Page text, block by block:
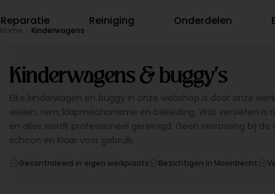
Reparatie Reiniging Onderdelen
Home Kinderwagens
Kinderwagens & buggy's
Elke kinderwagen en buggy in onze webshop is door onze
wielen, rem, klapmechanisme en bekleding. Wat versleten is
en alles wordt professioneel gereinigd. Geen verrassing bij
schoon en klaar voor gebruik.
Gecontroleerd in eigen werkplaats Bezichtigen in Moordrecht